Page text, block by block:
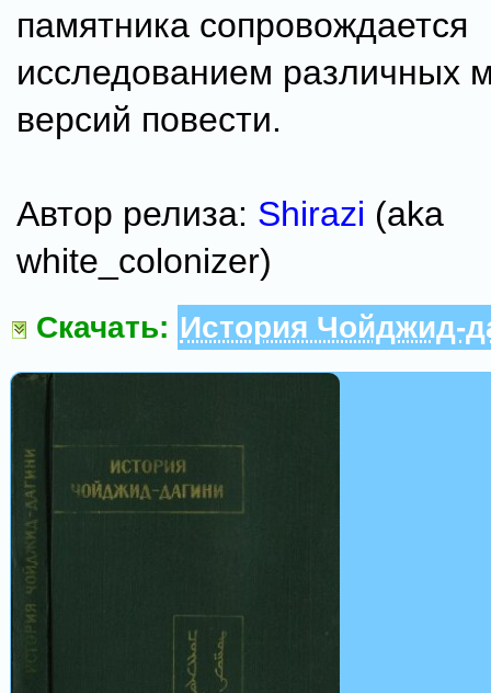
памятника сопровождается
исследованием различных
версий повести.
Автор релиза: Shirazi (aka
white_colonizer)
Скачать: История Чойджид-